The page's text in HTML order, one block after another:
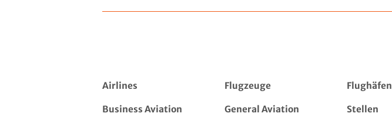
Airlines Flugzeuge Flughäfen
Business Aviation General Aviation Stellen